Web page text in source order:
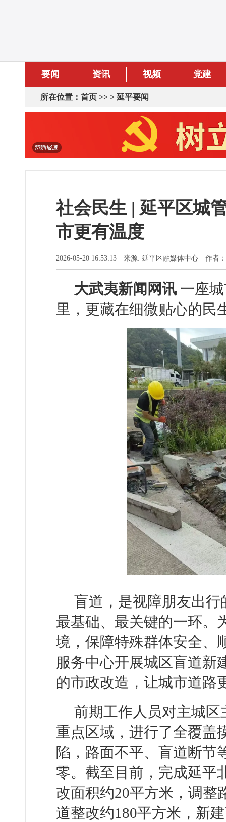
要闻 资讯 视频 党建
所在位置： 首页 >> > 延平要闻
社会民生 | 延平区城
市更有温度
2026-05-20 16:53:13 来源: 延平区融媒体中心 作者：
大武夷新闻网讯 一座
里，更藏在细微贴心的民
盲道，是视障朋友出行
最基础、最关键的一环。
境，保障特殊群体安全、
服务中心开展城区盲道新
的市政改造，让城市道路
前期工作人员对主城
重点区域，进行了全覆盖
陷，路面不平、盲道断节
零。截至目前，完成延平
改面积约20平方米，调整
道整改约180平方米，新